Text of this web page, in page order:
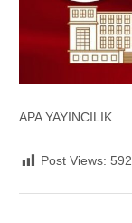
APA YAYINCILIK
Post Views: 592